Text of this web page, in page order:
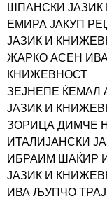
ШПАНСКИ
ЕМИРА ЈАКУП
ЈАЗИК И
ЖАРКО АСЕН
КНИЖЕВНОСТ
ЗЕЈНЕПЕ ЌЕМАЛ
ЈАЗИК И
ЗОРИЦА ДИМЧЕ
ИТАЛИЈАНСКИ
ИБРАИМ ШАЌИР
ЈАЗИК И
ИВА ЉУПЧО